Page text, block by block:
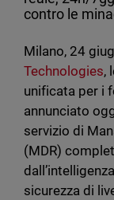
contro le
Milano, 24
Technologies,
unificata per i
annunciato
servizio di
(MDR)
sicurezza di